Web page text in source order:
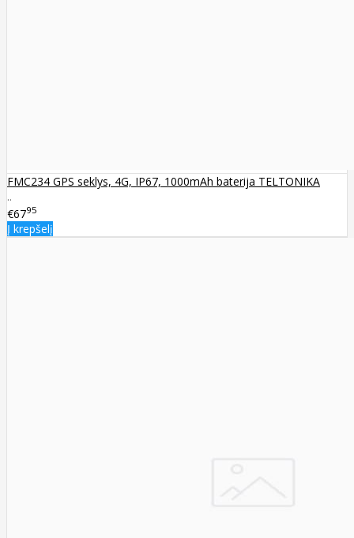
FMC234 GPS seklys, 4G, IP67, 1000mAh baterija TELTONIKA
..
€6795
Į krepšelį